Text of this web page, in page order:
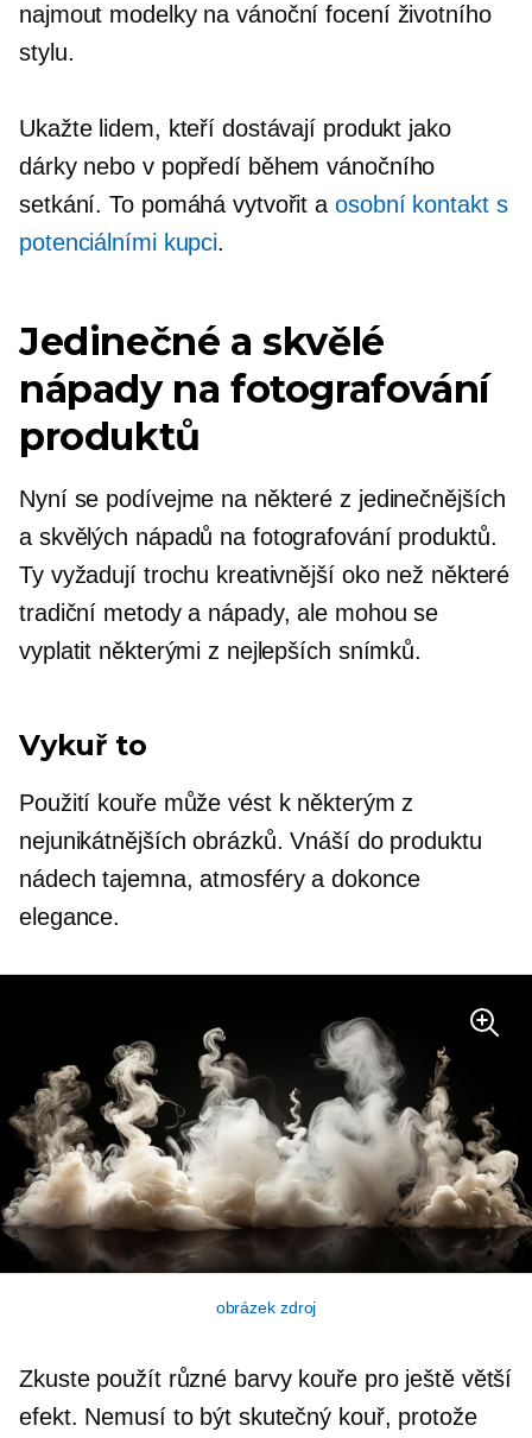
najmout modelky na vánoční focení životního
stylu.
Ukažte lidem, kteří dostávají produkt jako
dárky nebo v popředí během vánočního
setkání. To pomáhá vytvořit a osobní kontakt s
potenciálními kupci.
Jedinečné a skvělé
nápady na fotografování
produktů
Nyní se podívejme na některé z jedinečnějších
a skvělých nápadů na fotografování produktů.
Ty vyžadují trochu kreativnější oko než některé
tradiční metody a nápady, ale mohou se
vyplatit některými z nejlepších snímků.
Vykuř to
Použití kouře může vést k některým z
nejunikátnějších obrázků. Vnáší do produktu
nádech tajemna, atmosféry a dokonce
elegance.
obrázek zdroj
Zkuste použít různé barvy kouře pro ještě větší
efekt. Nemusí to být skutečný kouř, protože